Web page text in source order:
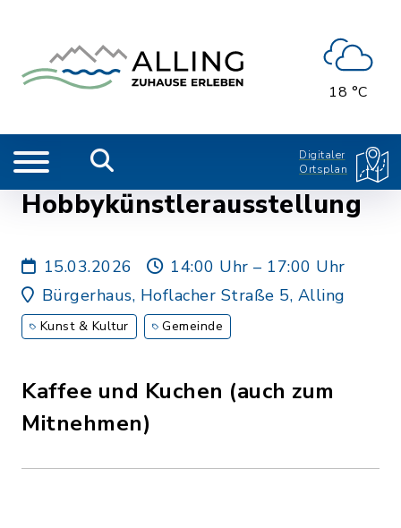
18 °C
Digitaler
Ortsplan
Hobbykünstlerausstellung
15.03.2026
14:00 Uhr – 17:00 Uhr
Bürgerhaus, Hoflacher Straße 5, Alling
Kunst & Kultur Gemeinde
Kaffee und Kuchen (auch zum
Mitnehmen)